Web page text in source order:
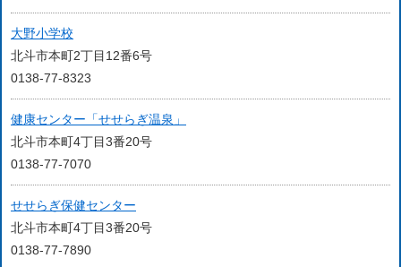
大野小学校
北斗市本町2丁目12番6号
0138-77-8323
健康センター「せせらぎ温泉」
北斗市本町4丁目3番20号
0138-77-7070
せせらぎ保健センター
北斗市本町4丁目3番20号
0138-77-7890